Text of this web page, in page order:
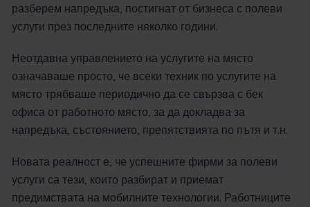
разберем напредъка, постигнат от бизнеса с полеви
услуги през последните няколко години.
Неотдавна управлението на услугите на място
означаваше просто, че всеки техник по услугите на
място трябваше периодично да се свързва с бек
офиса от работното място, за да докладва за
напредъка, състоянието, препятствията по пътя и т.н.
Новата реалност е, че успешните фирми за полеви
услуги са тези, които разбират и приемат
предимствата на мобилните технологии. Работниците